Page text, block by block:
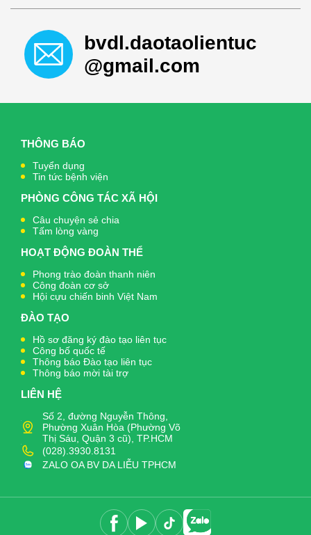
bvdl.daotaolientuc
@gmail.com
THÔNG BÁO
Tuyển dụng
Tin tức bệnh viện
PHÒNG CÔNG TÁC XÃ HỘI
Câu chuyện sẻ chia
Tấm lòng vàng
HOẠT ĐỘNG ĐOÀN THỂ
Phong trào đoàn thanh niên
Công đoàn cơ sở
Hội cựu chiến binh Việt Nam
ĐÀO TẠO
Hồ sơ đăng ký đào tạo liên tục
Công bố quốc tế
Thông báo Đào tạo liên tục
Thông báo mời tài trợ
LIÊN HỆ
Số 2, đường Nguyễn Thông,
Phường Xuân Hòa (Phường Võ
Thị Sáu, Quận 3 cũ), TP.HCM
(028).3930.8131
ZALO OA BV DA LIỄU TPHCM